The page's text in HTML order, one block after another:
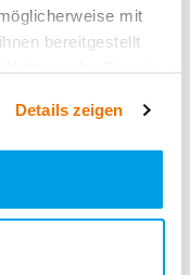
mit
bereitgestellt
Details zeigen